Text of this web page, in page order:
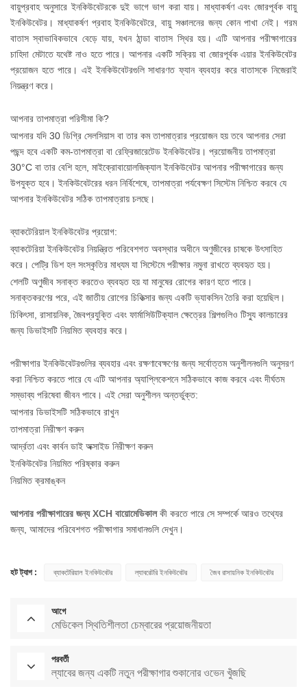
বায়ুপ্রবাহ অনুসারে ইনকিউবেটরকে দুই ভাগে ভাগ করা যায়। মাধ্যাকর্ষণ এবং জোরপূর্বক বায়ু
ইনকিউবেটর। মাধ্যাকর্ষণ প্রবাহ ইনকিউবেটরে, বায়ু সঞ্চালনের জন্য কোন পাখা নেই। গরম
বাতাস স্বাভাবিকভাবে বেড়ে যায়, যখন ঠান্ডা বাতাস স্থির হয়। এটি আপনার পরীক্ষাগারের
চাহিদা মেটাতে যথেষ্ট নাও হতে পারে। আপনার একটি সক্রিয় বা জোরপূর্বক এয়ার ইনকিউবেটর
প্রয়োজন হতে পারে। এই ইনকিউবেটরগুলি সাধারণত ফ্যান ব্যবহার করে বাতাসকে নিজেরাই
নিয়ন্ত্রণ করে।
আপনার তাপমাত্রা পরিসীমা কি?
আপনার যদি 30 ডিগ্রি সেলসিয়াস বা তার কম তাপমাত্রার প্রয়োজন হয় তবে আপনার সেরা
পছন্দ হবে একটি কম-তাপমাত্রা বা রেফ্রিজারেটেড ইনকিউবেটর। প্রয়োজনীয় তাপমাত্রা
30°C বা তার বেশি হলে, মাইক্রোবায়োলজিক্যাল ইনকিউবেটর আপনার পরীক্ষাগারের জন্য
উপযুক্ত হবে। ইনকিউবেটরের ধরন নির্বিশেষে, তাপমাত্রা পর্যবেক্ষণ সিস্টেম নিশ্চিত করবে যে
আপনার ইনকিউবেটর সঠিক তাপমাত্রায় চলছে।
ব্যাকটেরিয়াল ইনকিউবেটর প্রয়োগ:
ব্যাকটেরিয়া ইনকিউবেটর নিয়ন্ত্রিত পরিবেশগত অবস্থার অধীনে অণুজীবের চাষকে উৎসাহিত
করে। পেট্রি ডিশ হল সংস্কৃতির মাধ্যম যা সিস্টেমে পরীক্ষার নমুনা রাখতে ব্যবহৃত হয়।
শেলটি অণুজীব সনাক্ত করতেও ব্যবহৃত হয় যা মানুষের রোগের কারণ হতে পারে।
সনাক্তকরণের পরে, এই জাতীয় রোগের চিকিত্সার জন্য একটি ভ্যাকসিন তৈরি করা হয়েছিল।
চিকিৎসা, রাসায়নিক, জৈবপ্রযুক্তি এবং ফার্মাসিউটিক্যাল ক্ষেত্রের শিল্পগুলিও টিস্যু কালচারের
জন্য ডিভাইসটি নিয়মিত ব্যবহার করে।
পরীক্ষাগার ইনকিউবেটরগুলির ব্যবহার এবং রক্ষণাবেক্ষণের জন্য সর্বোত্তম অনুশীলনগুলি অনুসরণ
করা নিশ্চিত করতে পারে যে এটি আপনার অ্যাপ্লিকেশনে সঠিকভাবে কাজ করবে এবং দীর্ঘতম
সম্ভাব্য পরিষেবা জীবন পাবে। এই সেরা অনুশীলন অন্তর্ভুক্ত:
আপনার ডিভাইসটি সঠিকভাবে রাখুন
তাপমাত্রা নিরীক্ষণ করুন
আর্দ্রতা এবং কার্বন ডাই অক্সাইড নিরীক্ষণ করুন
ইনকিউবেটর নিয়মিত পরিষ্কার করুন
নিয়মিত ক্রমাঙ্কন
আপনার পরীক্ষাগারের জন্য XCH বায়োমেডিকালকী করতে পারে সে সম্পর্কে আরও তথ্যের
জন্য, আমাদের পরিবেশগত পরীক্ষাগার সমাধানগুলি দেখুন।
হট ট্যাগ : ব্যাকটেরিয়াল ইনকিউবেটর ল্যাবরেটরি ইনকিউবেটর জৈব রাসায়নিক ইনকিউবেটর
আগে
মেডিকেল স্থিতিশীলতা চেম্বারের প্রয়োজনীয়তা
পরবর্তী
ল্যাবের জন্য একটি নতুন পরীক্ষাগার শুকানোর ওভেন খুঁজছি